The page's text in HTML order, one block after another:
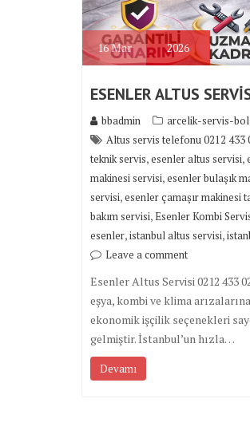
16Mar 2026
ESENLER ALTUS
bbadmin
arcelik-servis-
Altus servis telefonu 0212 433
teknik servis,esenler altus servisi,
makinesi servisi,esenler bulaşık
servisi,esenler çamaşır makinesi
bakım servisi,Esenler Kombi
esenler,istanbul altus servisi,
Leave a comment
Esenler Altus Servisi 0212 433
eşya, kombi ve klima
ekonomik işçilik seçenekleri
gelmiştir. İstanbul’un hızla…
Devamı